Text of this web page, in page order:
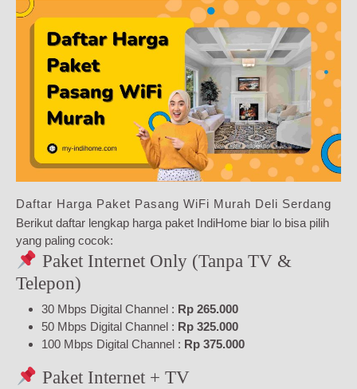
Daftar Harga Paket Pasang WiFi Murah Deli Serdang
Berikut daftar lengkap harga paket IndiHome biar lo bisa pilih
yang paling cocok:
Paket Internet Only (Tanpa TV &
Telepon)
30 Mbps Digital Channel : Rp 265.000
50 Mbps Digital Channel : Rp 325.000
100 Mbps Digital Channel : Rp 375.000
Paket Internet + TV